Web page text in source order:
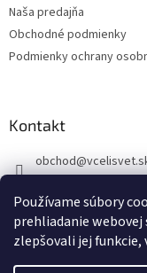
Používame súbory
prehliadanie webovej
zlepšovali jej
Naša predajňa
Obchodné podmienky
Podmienky ochrany
Kontakt
obchod@
FB VčelíSvet.sk